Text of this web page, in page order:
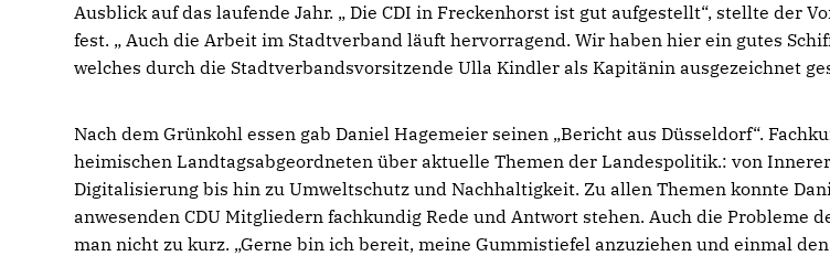
Ausblick auf das laufende Jahr. „ Die CDI in Freckenhorst ist gut aufgestellt“, stellte der
fest. „ Auch die Arbeit im Stadtverband läuft hervorragend. Wir haben hier ein gutes
welches durch die Stadtverbandsvorsitzende Ulla Kindler als Kapitänin ausgezeichnet
Nach dem Grünkohl essen gab Daniel Hagemeier seinen „Bericht aus Düsseldorf“.
heimischen Landtagsabgeordneten über aktuelle Themen der Landespolitik.: von
Digitalisierung bis hin zu Umweltschutz und Nachhaltigkeit. Zu allen Themen konnte
anwesenden CDU Mitgliedern fachkundig Rede und Antwort stehen. Auch die Probleme
man nicht zu kurz. „Gerne bin ich bereit, meine Gummistiefel anzuziehen und einmal